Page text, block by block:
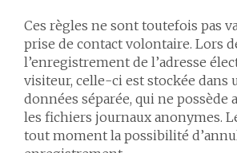
Ces règles ne sont toutefois pas
prise de contact volontaire. Lors
l’enregistrement de l’adresse
visiteur, celle-ci est stockée dans
données séparée, qui ne possède
les fichiers journaux anonymes.
tout moment la possibilité